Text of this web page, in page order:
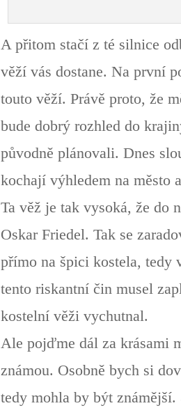
A přitom stačí z té silnice
věží vás dostane. Na první
touto věží. Právě proto, že
bude dobrý rozhled do
původně plánovali. Dnes
kochají výhledem na město
Ta věž je tak vysoká, že do
Oskar Friedel. Tak se
přímo na špici kostela, tedy
tento riskantní čin musel
kostelní věži vychutnal.
Ale pojďme dál za krásami
známou. Osobně bych si
tedy mohla by být